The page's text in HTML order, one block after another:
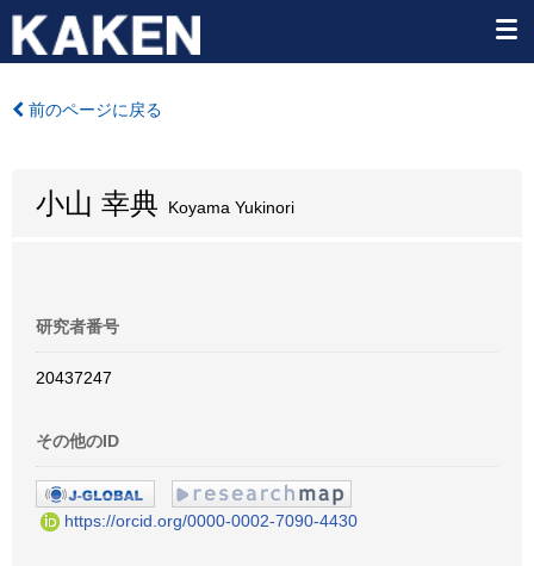
前のページに戻る
小山 幸典 Koyama Yukinori
研究者番号
20437247
その他のID
https://orcid.org/0000-0002-7090-4430